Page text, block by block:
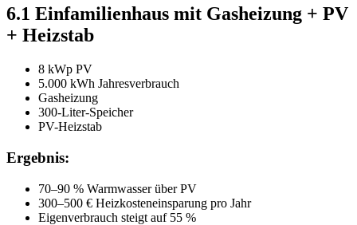
6.1 Einfamilienhaus mit Gasheizung + PV
+ Heizstab
8 kWp PV
5.000 kWh Jahresverbrauch
Gasheizung
300-Liter-Speicher
PV-Heizstab
Ergebnis:
70–90 % Warmwasser über PV
300–500 € Heizkosteneinsparung pro Jahr
Eigenverbrauch steigt auf 55 %